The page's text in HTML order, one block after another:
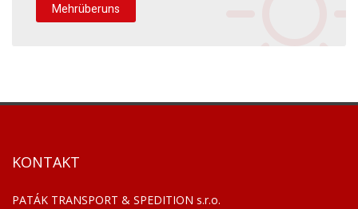
Mehrüberuns
KONTAKT
PATÁK TRANSPORT & SPEDITION s.r.o.